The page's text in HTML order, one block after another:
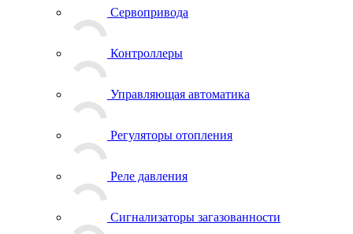
Сервопривода
Контроллеры
Управляющая автоматика
Регуляторы отопления
Реле давления
Сигнализаторы загазованности